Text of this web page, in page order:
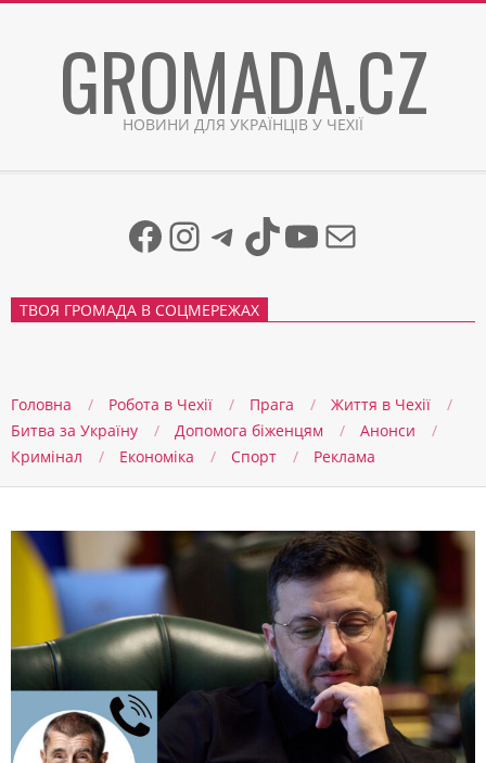
GROMADA.CZ
НОВИНИ ДЛЯ УКРАЇНЦІВ У ЧЕХІЇ
Facebook
Instagram
Telegram
TikTok
YouTube
Mail
ТВОЯ ГРОМАДА В СОЦМЕРЕЖАХ
Головна Робота в Чехії Прага
Життя в Чеxії
Битва за Україну
Допомога біженцям
Анонси
Кримінал
Економіка Спорт Реклама